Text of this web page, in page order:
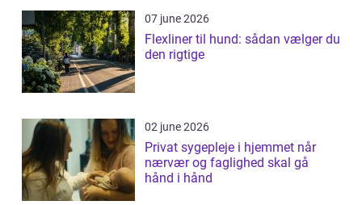
07 june 2026
Flexliner til hund: sådan vælger du
den rigtige
02 june 2026
Privat sygepleje i hjemmet når
nærvær og faglighed skal gå
hånd i hånd